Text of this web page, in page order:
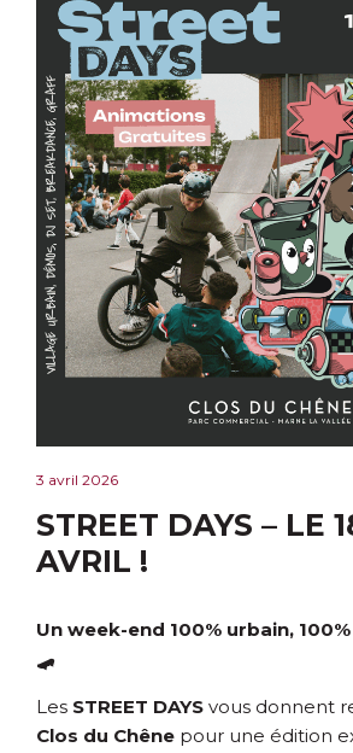
3 avril 2026
STREET DAYS – LE
AVRIL !
Un week-end 100% urbain,
🛹
Les STREET DAYS vous donnent
Clos du Chêne pour une édition